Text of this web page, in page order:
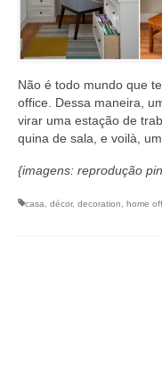
Não é todo mundo que
office. Dessa maneira,
virar uma estação de
quina de sala, e voilà,
{imagens: reprodução
casa décor, decoration home